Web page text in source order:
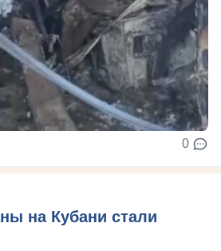
0
на Кубани стали